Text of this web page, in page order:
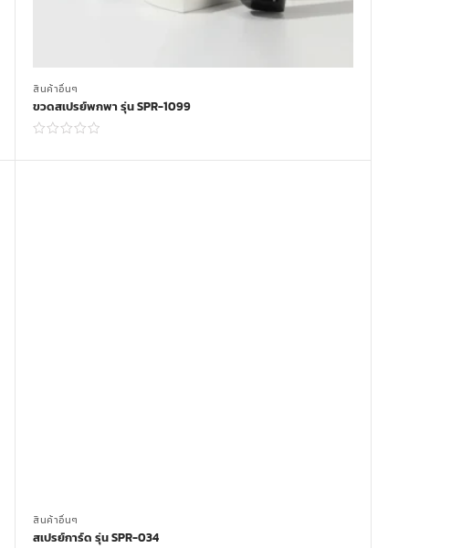
สินค้าอื่นๆ
ขวดสเปรย์พกพา รุ่น SPR-1099
Read more
สินค้าอื่นๆ
สเปรย์การ์ด รุ่น SPR-034